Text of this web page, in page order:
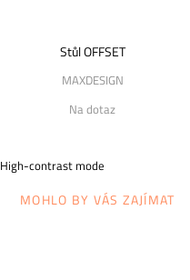
Stůl OFFSET
MAXDESIGN
Na dotaz
High-contrast mode
MOHLO BY VÁS ZAJÍMAT